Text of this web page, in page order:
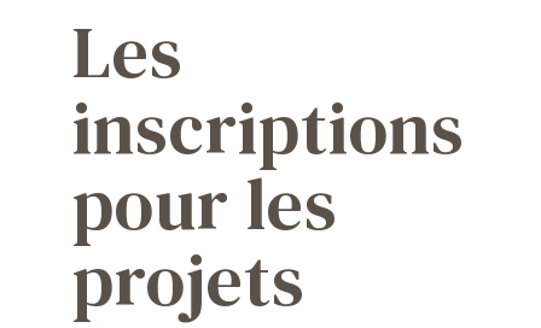
Les
inscriptions
pour les
projets